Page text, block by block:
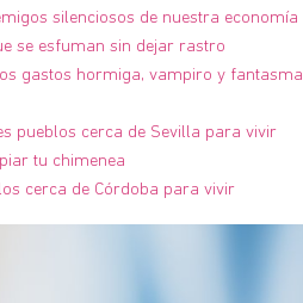
silenciosos de nuestra economía
se esfuman sin dejar rastro
gastos hormiga, vampiro y fantasma
pueblos cerca de Sevilla para vivir
tu chimenea
cerca de Córdoba para vivir